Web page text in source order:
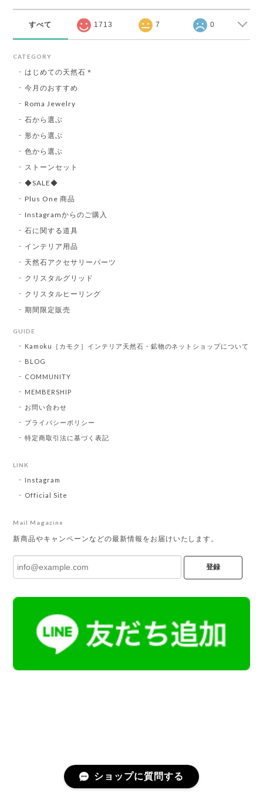
すべて 1713 7 0
CATEGORY
はじめての天然石＊
今月のおすすめ
Roma Jewelry
石から選ぶ
形から選ぶ
色から選ぶ
ストーンセット
◆SALE◆
Plus One 商品
Instagramからのご購入
石に関する道具
インテリア用品
天然石アクセサリーパーツ
クリスタルグリッド
クリスタルヒーリング
期間限定販売
GUIDE
Kamoku［カモク］インテリア天然石・鉱物のネットショップについて
BLOG
COMMUNITY
MEMBERSHIP
お問い合わせ
プライバシーポリシー
特定商取引法に基づく表記
LINK
Instagram
Official Site
Mail Magazine
新商品やキャンペーンなどの最新情報をお届けいたします。
登録
ショップに質問する